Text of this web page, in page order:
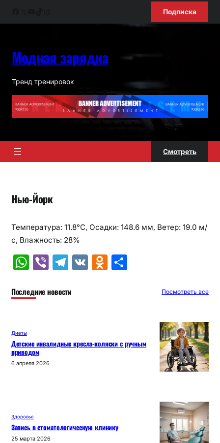
Подписка
Модная зарядка
Тренд тренировок
Смотреть
Нью-Йорк
Температура: 11.8°C, Осадки: 148.6 мм, Ветер: 19.0 м/
с, Влажность: 28%
W
at
p
p
Vi
er
T
e
m
V O
a
О
в
Последние новости Посмотреть все
Диеты
Детские инвалидные кресла-коляски с ручным
приводом
6 апреля 2026
Здоровье
Запись в стоматологическую клинику
25 марта 2026